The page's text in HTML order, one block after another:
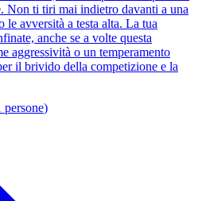
Non ti tiri mai indietro davanti a una
avversità a testa alta. La tua
anche se a volte questa
aggressività o un temperamento
il brivido della competizione e la
persone)